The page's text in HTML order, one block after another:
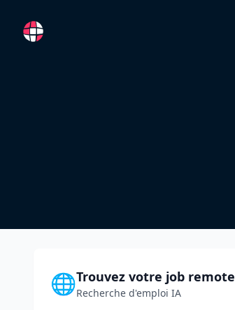
RemoteFR
🌐Trouvez votre job remote
Recherche d'emploi IA